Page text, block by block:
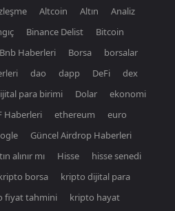
Altcoin Altın
Analiz
Binance Delist
Bitcoin
Bnb Haberleri Borsa
borsalar
dao dapp DeFi
dex
para birimi Dolar
ekonomi
Haberleri ethereum
euro
Güncel Airdrop Haberleri
alınır mı Hisse
hisse senedi
borsa
kripto dijital para
fiyat tahmini kripto hayat